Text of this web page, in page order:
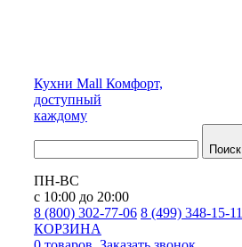
Кухни Mall Комфорт,
доступный
каждому
Поиск
ПН-ВС
с 10:00 до 20:00
8 (800) 302-77-06 8 (499) 348-15-11
КОРЗИНА